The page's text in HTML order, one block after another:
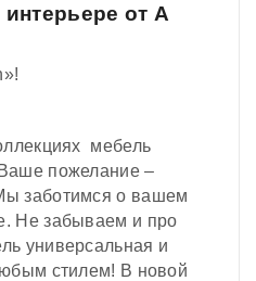
от А
мебель
пожелание –
заботимся о вашем
Не забываем и про
универсальная и
стилем! В новой